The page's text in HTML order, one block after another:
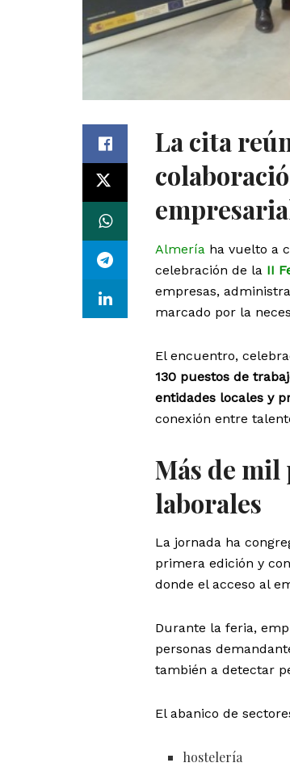
La cita
Almería ha vuelto a
celebración de la II
empresas,
marcado por la
El encuentro,
130 puestos de
entidades locales y
conexión entre
Más de mil
laborales
La jornada ha
primera edición y
donde el acceso al
Durante la feria,
personas
también a detectar
El abanico de
hostelería